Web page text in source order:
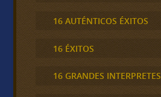
16 AUTÉNTICOS ÉXITOS
16 ÉXITOS
16 GRANDES INTERPRETES